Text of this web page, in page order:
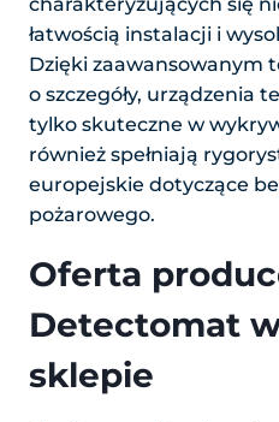
łatwością instalacji i
Dzięki zaawansowanym
o szczegóły, urządzenia
tylko skuteczne w
również spełniają
europejskie dotyczące
pożarowego.
Oferta
Detectomat
sklepie